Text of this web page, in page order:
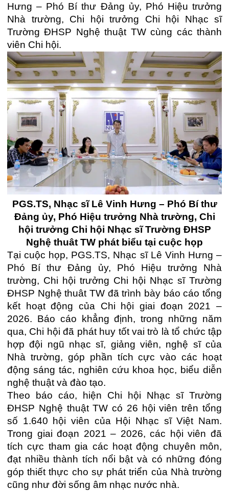
Hưng – Phó Bí thư Đảng ủy, Phó Hiệu trưởng
Nhà trường, Chi hội trưởng Chi hội Nhạc sĩ
Trường ĐHSP Nghệ thuật TW cùng các thành
viên Chi hội.
PGS.TS, Nhạc sĩ Lê Vinh Hưng – Phó Bí thư
Đảng ủy, Phó Hiệu trưởng Nhà trường, Chi
hội trưởng Chi hội Nhạc sĩ Trường ĐHSP
Nghệ thuât TW phát biểu tại cuộc họp
Tại cuộc họp, PGS.TS, Nhạc sĩ Lê Vinh Hưng –
Phó Bí thư Đảng ủy, Phó Hiệu trưởng Nhà
trường, Chi hội trưởng Chi hội Nhạc sĩ Trường
ĐHSP Nghệ thuât TW đã trình bày báo cáo tổng
kết hoạt động của Chi hội giai đoạn 2021 –
2026. Báo cáo khẳng định, trong những năm
qua, Chi hội đã phát huy tốt vai trò là tổ chức tập
hợp đội ngũ nhạc sĩ, giảng viên, nghệ sĩ của
Nhà trường, góp phần tích cực vào các hoạt
động sáng tác, nghiên cứu khoa học, biểu diễn
nghệ thuật và đào tạo.
Theo báo cáo, hiện Chi hội Nhạc sĩ Trường
ĐHSP Nghệ thuật TW có 26 hội viên trên tổng
số 1.640 hội viên của Hội Nhạc sĩ Việt Nam.
Trong giai đoạn 2021 – 2026, các hội viên đã
tích cực tham gia các hoạt động chuyên môn,
đạt nhiều thành tích nổi bật và có những đóng
góp thiết thực cho sự phát triển của Nhà trường
cũng như đời sống âm nhạc nước nhà.